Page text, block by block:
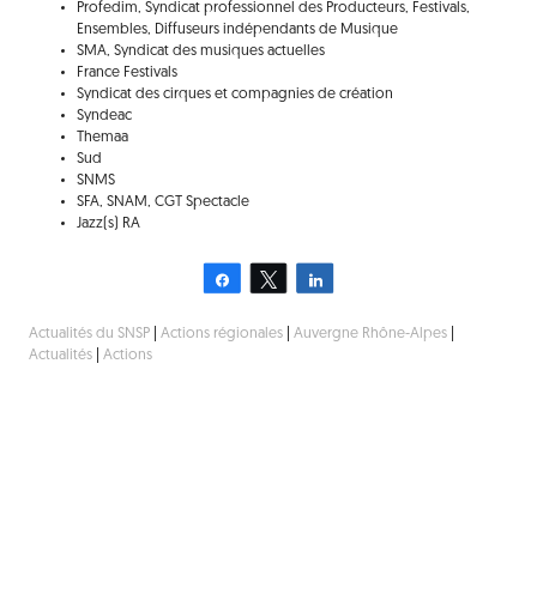
Profedim, Syndicat professionnel des Producteurs, Festivals,
Ensembles, Diffuseurs indépendants de Musique
SMA, Syndicat des musiques actuelles
France Festivals
Syndicat des cirques et compagnies de création
Syndeac
Themaa
Sud
SNMS
SFA, SNAM, CGT Spectacle
Jazz(s) RA
Partagez Tweetez
Actualités du SNSP| Actions régionales| Auvergne Rhône-Alpes|
Actualités| Actions